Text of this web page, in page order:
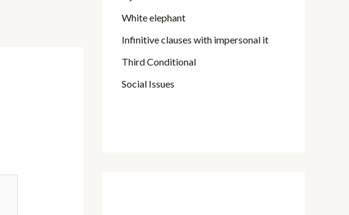
White elephant
Infinitive clauses with impersonal it
Third Conditional
Social Issues